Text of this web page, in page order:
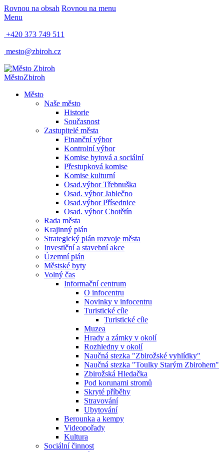
Rovnou na obsah Rovnou na menu
Menu
+420 373 749 511
mesto@zbiroh.cz
MěstoZbiroh
Město
Naše město
Historie
Současnost
Zastupitelé města
Finanční výbor
Kontrolní výbor
Komise bytová a sociální
Přestupková komise
Komise kulturní
Osad.výbor Třebnuška
Osad. výbor Jablečno
Osad.výbor Přísednice
Osad. výbor Chotětín
Rada města
Krajinný plán
Strategický plán rozvoje města
Investiční a stavební akce
Územní plán
Městské byty
Volný čas
Informační centrum
O infocentru
Novinky v infocentru
Turistické cíle
Turistické cíle
Muzea
Hrady a zámky v okolí
Rozhledny v okolí
Naučná stezka "Zbirožské vyhlídky"
Naučná stezka "Toulky Starým Zbirohem"
Zbirožská Hledačka
Pod korunami stromů
Skryté příběhy
Stravování
Ubytování
Berounka a kempy
Videopořady
Kultura
Sociální činnost